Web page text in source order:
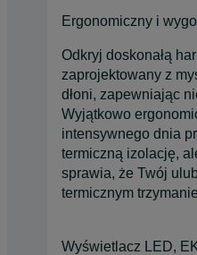
Ergonomiczny i
Odkryj doskonałą
zaprojektowany z
dłoni, zapewniając
Wyjątkowo
intensywnego dnia
termiczną izolację,
sprawia, że Twój
termicznym
Wyświetlacz LED,